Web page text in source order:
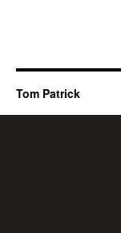
Tom Patrick